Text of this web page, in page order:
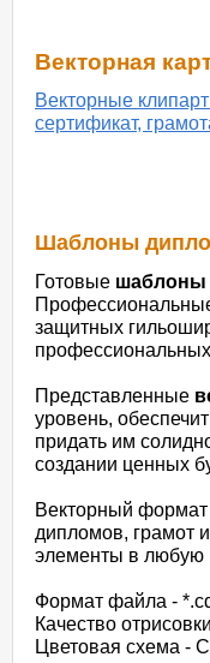
Векторная
Векторные
сертификат,
Шаблоны
Готовые шаблоны
защитных
Представленные
уровень,
придать им
создании ценных
Векторный формат
дипломов, грамот
элементы в любую
Формат файла -
Качество
Цветовая схема -